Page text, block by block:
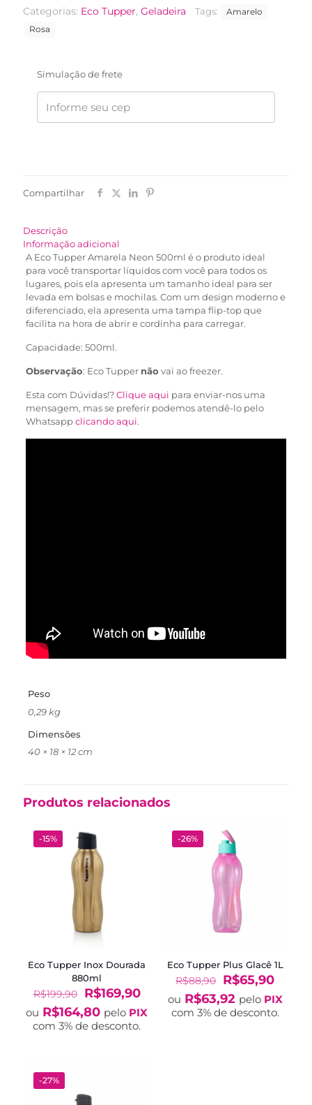
Categorias: Eco Tupper, Geladeira Tags:
Amarelo
Rosa
Simulação de frete
Compartilhar
Descrição
Informação adicional
A Eco Tupper Amarela Neon 500ml é o produto ideal
para você transportar líquidos com você para todos os
lugares, pois ela apresenta um tamanho ideal para ser
levada em bolsas e mochilas. Com um design moderno e
diferenciado, ela apresenta uma tampa flip-top que
facilita na hora de abrir e cordinha para carregar.
Capacidade: 500ml.
Observação: Eco Tupper não vai ao freezer.
Esta com Dúvidas!?Clique aqui para enviar-nos uma
mensagem, mas se preferir podemos atendê-lo pelo
Whatsappclicando aqui.
Peso
0,29 kg
Dimensões
40 × 18 × 12 cm
Produtos relacionados
-15%
Eco Tupper Inox Dourada
880ml
R$199,90
O
preço
original
era:
R$169,90O
preço
atual
é:
ou R$164,80 pelo PIX
com 3% de desconto.
-26%
Eco Tupper Plus Glacê 1L
R$88,90 O
preço
original
era:
R$65,90O
preço
atual
é:
ou R$63,92 pelo PIX
com 3% de desconto.
-27%